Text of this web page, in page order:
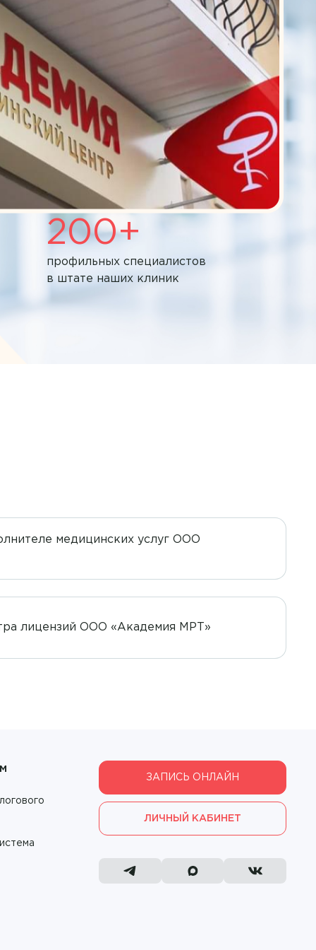
200+
профильных специалистов
в штате наших клиник
медицинских услуг ООО
лицензий ООО «Академия МРТ»
ЗАПИСЬ ОНЛАЙН
ЛИЧНЫЙ КАБИНЕТ